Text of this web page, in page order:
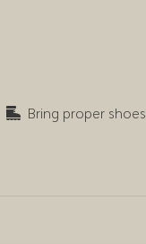
Bring proper shoes
Bring proper shoes